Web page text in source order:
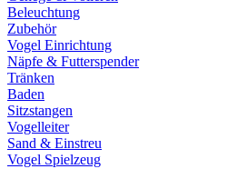
Beleuchtung
Zubehör
Vogel Einrichtung
Näpfe & Futterspender
Tränken
Baden
Sitzstangen
Vogelleiter
Sand & Einstreu
Vogel Spielzeug